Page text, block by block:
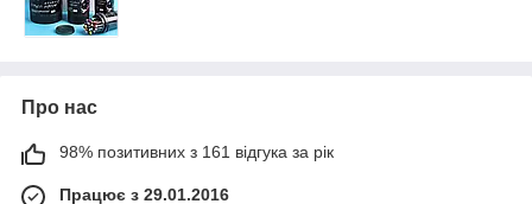
Про нас
98% позитивних з 161 відгука за рік
Працює з 29.01.2016